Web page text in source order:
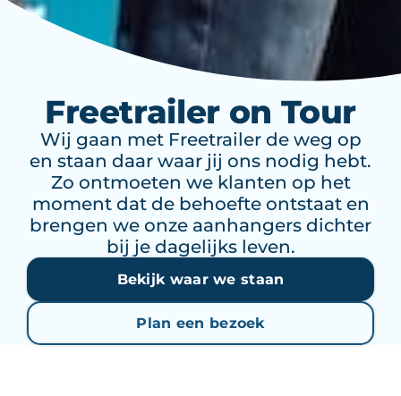
Freetrailer on Tour
Wij gaan met Freetrailer de weg op
en staan daar waar jij ons nodig hebt.
Zo ontmoeten we klanten op het
moment dat de behoefte ontstaat en
brengen we onze aanhangers dichter
bij je dagelijks leven.
Bekijk waar we staan
Plan een bezoek